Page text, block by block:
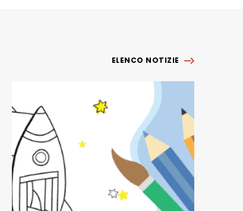
ELENCO NOTIZIE